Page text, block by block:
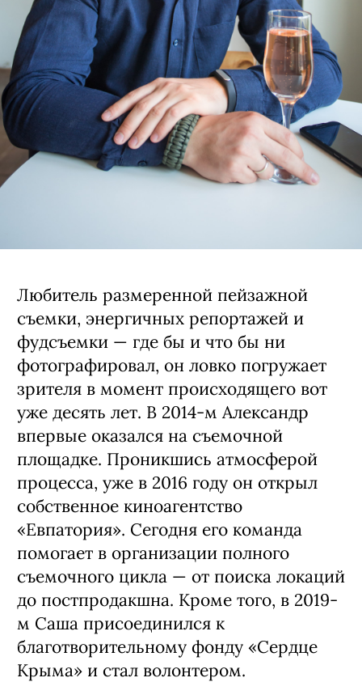
Любитель размеренной пейзажной
съемки, энергичных репортажей и
фудсъемки — где бы и что бы ни
фотографировал, он ловко погружает
зрителя в момент происходящего вот
уже десять лет. В 2014-м Александр
впервые оказался на съемочной
площадке. Проникшись атмосферой
процесса, уже в 2016 году он открыл
собственное киноагентство
«Евпатория». Сегодня его команда
помогает в организации полного
съемочного цикла — от поиска локаций
до постпродакшна. Кроме того, в 2019-
м Саша присоединился к
благотворительному фонду «Сердце
Крыма» и стал волонтером.